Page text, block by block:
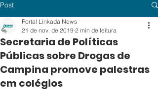
Post
Secretaria de Políticas
Públicas sobre Drogas de
Campina promove palestras
em colégios
Portal Linkada News
21 de nov. de 2019 2 min de leitura